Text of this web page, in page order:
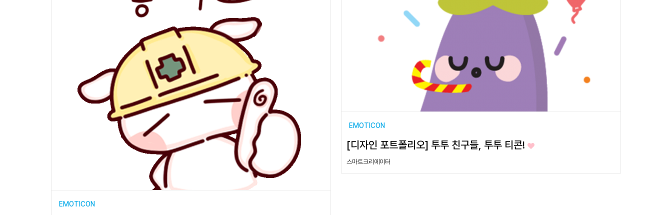
EMOTICON
EMOTICON
[디자인 포트폴리오] 투투 친구들, 투투 티콘!
스마트크리에이터